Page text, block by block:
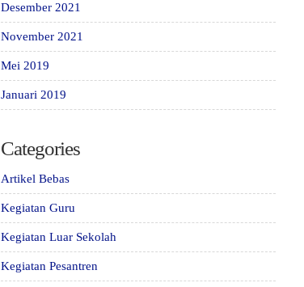
Desember 2021
November 2021
Mei 2019
Januari 2019
Categories
Artikel Bebas
Kegiatan Guru
Kegiatan Luar Sekolah
Kegiatan Pesantren